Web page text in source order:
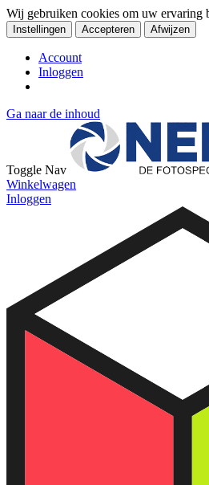
Wij gebruiken cookies om uw ervaring
Instellingen Accepteren Afwijzen
Account
Inloggen
Ga naar de inhoud
Toggle Nav
Winkelwagen
Inloggen